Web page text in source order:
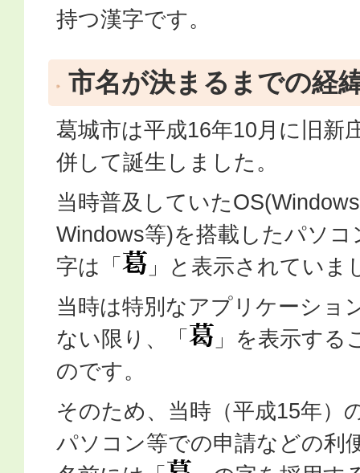
持つ漢字です。
市名が決まるまでの経
葛城市は平成16年10月に旧新
併して誕生しました。
当時普及していた
Windows等)を搭載したパソ
字は「
」と表示されていま
当時は特別なアプリケーショ
ない限り、「
」を表示する
のです。
そのため、当時（平成15年）
パソコン等での申請などの利